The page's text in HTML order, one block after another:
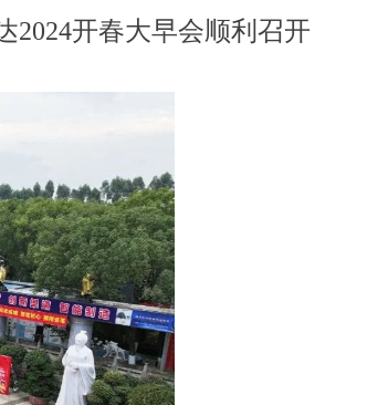
开春大早会顺利召开